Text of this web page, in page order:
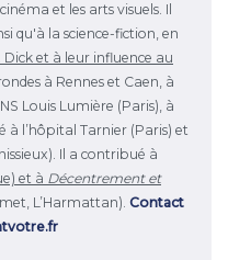
et les arts visuels. Il
qu'à la science-fiction, en
et à leur influence au
à Rennes et Caen, à
Louis Lumière (Paris), à
à l’hôpital Tarnier (Paris) et
Il a contribué à
et à Décentrement et
L’Harmattan). Contact